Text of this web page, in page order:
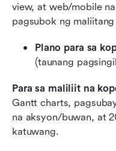
view, at web/mobile
pagsubok ng
Plano para sa
(taunang
Para sa maliliit na
Gantt charts,
na aksyon/buwan, at
katuwang.